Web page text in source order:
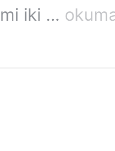
iki …
Gitti
YGS
1.Bölüm